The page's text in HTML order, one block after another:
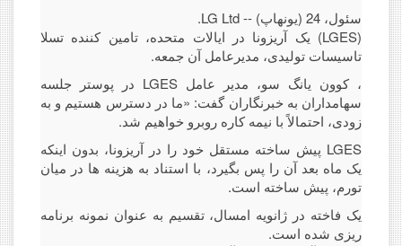
سئول، 24 (یونهاپ) -- LG Ltd.
(LGES) یک آریزونا در ایالات متحده، تامین کننده تسلا
تاسیسات تولیدی، مدیرعامل آن جمعه.
، کوون یانگ سو، مدیر عامل LGES در پوستر جلسه
سهامداران به خبرنگاران گفت: «ما در دسترس هستیم و به
زودی، احتمالاً با نیمه کاره روبرو خواهیم شد.
LGES پیش ساخته مستقل خود را در آریزونا، بدون اینکه
یک ماه بعد آن را پس بگیرد، با استناد به هزینه ها در میان
تورم، پیش ساخته است.
یک فاخته در ژانویه امسال، تقسیم به عنوان نمونه برنامه
ریزی شده است.